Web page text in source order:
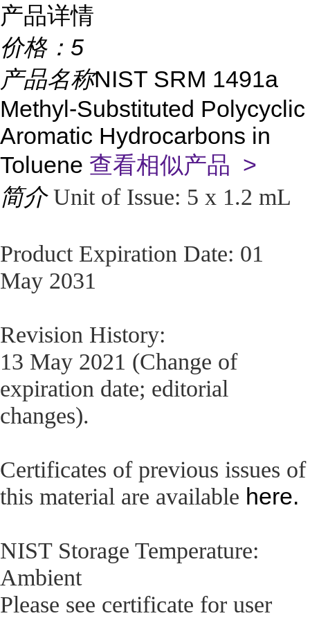
产品详情
价格： 5
产品名称NIST SRM 1491a
Methyl-Substituted Polycyclic
Aromatic Hydrocarbons in
Toluene 查看相似产品 >
简介 Unit of Issue: 5 x 1.2 mL
Product Expiration Date: 01
May 2031
Revision History:
13 May 2021 (Change of
expiration date; editorial
changes).
Certificates of previous issues of
this material are available here.
NIST Storage Temperature:
Ambient
Please see certificate for user